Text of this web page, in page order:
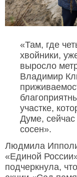
«Там, где
хвойники,
выросло
Владимир
участке,
Думе,
сосен».
Людмила
«Единой
подчеркнула,